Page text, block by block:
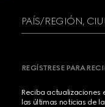
PAÍS/REGIÓN,
REGÍSTRESE PARA
Reciba actualizaciones
las últimas noticias de